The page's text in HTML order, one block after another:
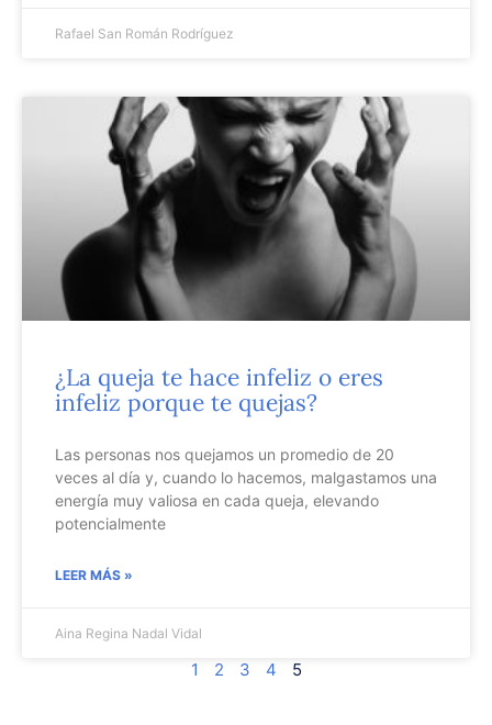
Rafael San Román Rodríguez
¿La queja te hace infeliz o eres
infeliz porque te quejas?
Las personas nos quejamos un promedio de 20
veces al día y, cuando lo hacemos, malgastamos una
energía muy valiosa en cada queja, elevando
potencialmente
LEER MÁS »
Aina Regina Nadal Vidal
1 2 3 4 5